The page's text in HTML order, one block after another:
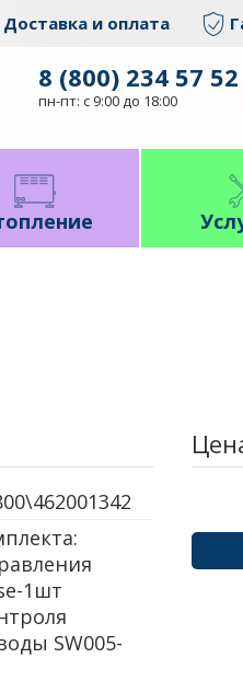
Доставка и оплата
8 (800) 234 57 52
пн-пт: с 9:00 до 18:00
1шт
SW005-